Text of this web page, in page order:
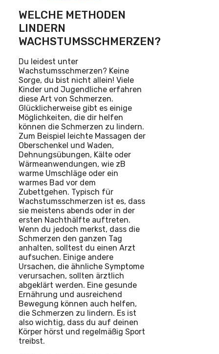
WELCHE METHODEN
LINDERN
WACHSTUMSSCHMERZEN?
Du leidest unter
Wachstumsschmerzen? Keine
Sorge, du bist nicht allein! Viele
Kinder und Jugendliche erfahren
diese Art von Schmerzen.
Glücklicherweise gibt es einige
Möglichkeiten, die dir helfen
können die Schmerzen zu lindern.
Zum Beispiel leichte Massagen der
Oberschenkel und Waden,
Dehnungsübungen, Kälte oder
Wärmeanwendungen, wie zB
warme Umschläge oder ein
warmes Bad vor dem
Zubettgehen. Typisch für
Wachstumsschmerzen ist es, dass
sie meistens abends oder in der
ersten Nachthälfte auftreten.
Wenn du jedoch merkst, dass die
Schmerzen den ganzen Tag
anhalten, solltest du einen Arzt
aufsuchen. Einige andere
Ursachen, die ähnliche Symptome
verursachen, sollten ärztlich
abgeklärt werden. Eine gesunde
Ernährung und ausreichend
Bewegung können auch helfen,
die Schmerzen zu lindern. Es ist
also wichtig, dass du auf deinen
Körper hörst und regelmäßig Sport
treibst.